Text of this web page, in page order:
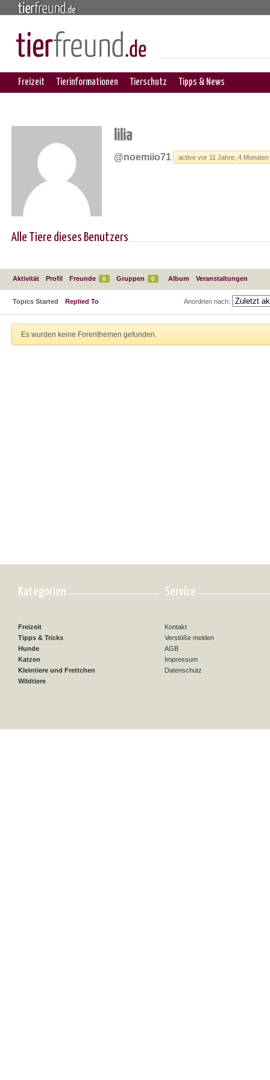
Freizeit Tierinformationen Tierschutz Tipps & News
lilia
@noemiio71 active vor 11 Jahre, 4 Monaten
Alle Tiere dieses Benutzers
Aktivität Profil Freunde 0 Gruppen 0 Album Veranstaltungen
Topics Started Replied To Anordnen nach:
Es wurden keine Forenthemen gefunden.
Kategorien
Freizeit
Tipps & Tricks
Hunde
Katzen
Kleintiere und Frettchen
Wildtiere
Service
Kontakt
Verstöße melden
AGB
Impressum
Datenschutz